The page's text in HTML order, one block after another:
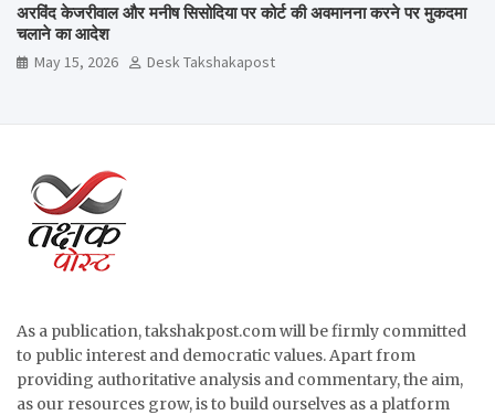
अरविंद केजरीवाल और मनीष सिसोदिया पर कोर्ट की अवमानना करने पर मुकदमा
चलाने का आदेश
May 15, 2026 Desk Takshakapost
As a publication, takshakpost.com will be firmly committed
to public interest and democratic values. Apart from
providing authoritative analysis and commentary, the aim,
as our resources grow, is to build ourselves as a platform